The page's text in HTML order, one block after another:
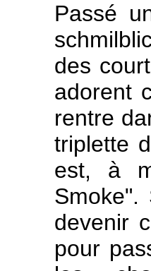
Passé
des
adorent
rentre
triplette
est, à
devenir
pour